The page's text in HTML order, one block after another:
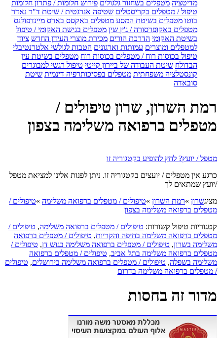
מדיטציה מטפלים בשחזור גלגולים פירוש חלומות / פתרון חלומות
טיפול / מטפלים בקריסטלים שטיפה אנרגטית / שיטת ד"ר נאדר
בוטו מטפלים בשיטת המסע מטפלים באקסס בארס מיינדפולנס
מטפלים באקופרסורה / ג'ין שין מטפלים בגישת האקומי / טיפול
בשיטת האקומי הדרכת הורים מכירת מוצרי העידן החדש ציוד
למטפלים ומוצרים עמותות וארגונים הטבות לגולשי אלטרנטיבלי
טיפול בכוסות רוח / מטפלים בכוסות רוח מטפלים בשיטת עין
הבדולח שיטת העבודה של ביירון קייטי טיפול רגשי למבוגרים
קונסטלציה משפחתית מטפלים בפסיכותרפיה דינמית שיטת
סובאדה
רמת השרון, שרון טיפולים /
מטפלים ברפואה משלימה בצפון
מטפל / יועץ? לחץ להופיע בקטגוריה זו
כרגע אין מטפלים / יועצים בקטגוריה זו. ניתן לפנות אלינו למציאת מטפל
/יועץ שמתאים לך
מציגשרון »רמת השרון »טיפולים / מטפלים ברפואה משלימה »טיפולים /
מטפלים ברפואה משלימה בצפון
קטגוריות טיפול קשורות: טיפולים / מטפלים ברפואה משלימה, טיפולים /
מטפלים ברפואה משלימה בחיפה והקריות, טיפולים / מטפלים ברפואה
משלימה בשרון, טיפולים / מטפלים ברפואה משלימה בגוש דן, טיפולים /
מטפלים ברפואה משלימה בתל אביב, טיפולים / מטפלים ברפואה
משלימה בשפלה, טיפולים / מטפלים ברפואה משלימה בירושלים, טיפולים
/ מטפלים ברפואה משלימה בדרום
מדור זה בחסות